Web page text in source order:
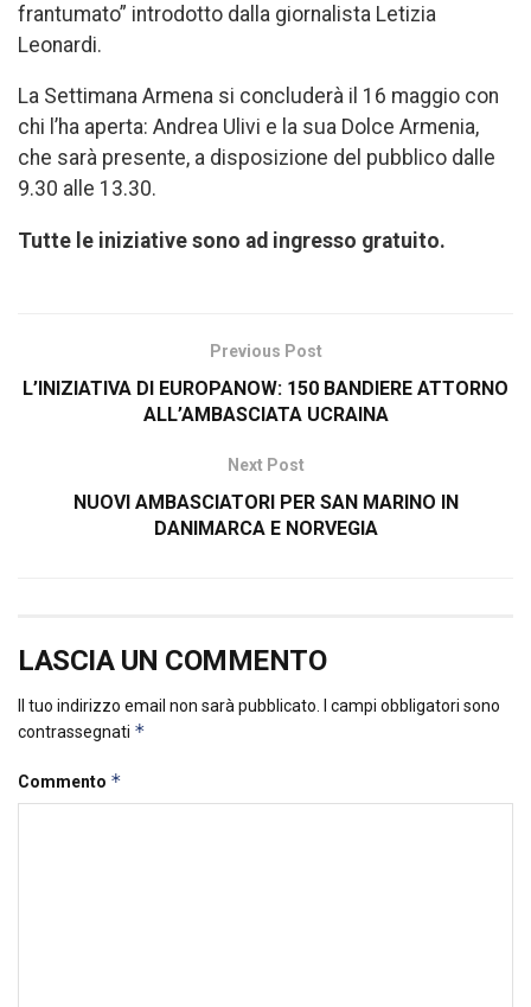
frantumato” introdotto dalla giornalista Letizia
Leonardi.
La Settimana Armena si concluderà il 16 maggio con
chi l’ha aperta: Andrea Ulivi e la sua Dolce Armenia,
che sarà presente, a disposizione del pubblico dalle
9.30 alle 13.30.
Tutte le iniziative sono ad ingresso gratuito.
Previous Post
L’INIZIATIVA DI EUROPANOW: 150 BANDIERE ATTORNO
ALL’AMBASCIATA UCRAINA
Next Post
NUOVI AMBASCIATORI PER SAN MARINO IN
DANIMARCA E NORVEGIA
LASCIA UN COMMENTO
Il tuo indirizzo email non sarà pubblicato.
I campi obbligatori sono
contrassegnati *
Commento *